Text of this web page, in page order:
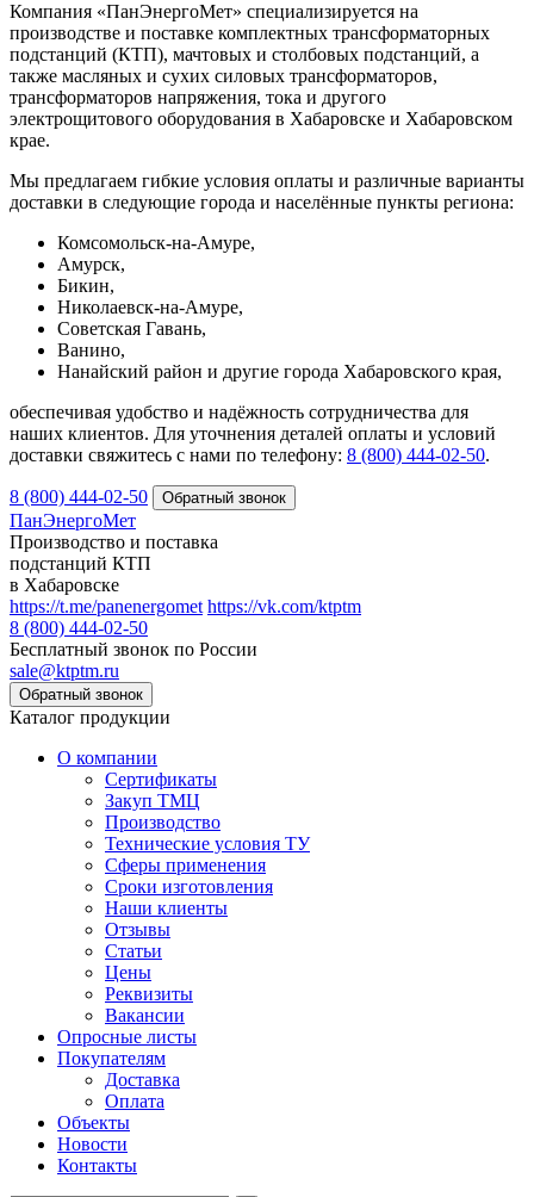
Компания «ПанЭнергоМет» специализируется на
производстве и поставке комплектных трансформаторных
подстанций (КТП), мачтовых и столбовых подстанций, а
также масляных и сухих силовых трансформаторов,
трансформаторов напряжения, тока и другого
электрощитового оборудования в Хабаровске и Хабаровском
крае.
Мы предлагаем гибкие условия оплаты и различные варианты
доставки в следующие города и населённые пункты региона:
Комсомольск-на-Амуре,
Амурск,
Бикин,
Николаевск-на-Амуре,
Советская Гавань,
Ванино,
Нанайский район и другие города Хабаровского края,
обеспечивая удобство и надёжность сотрудничества для
наших клиентов. Для уточнения деталей оплаты и условий
доставки свяжитесь с нами по телефону: 8 (800) 444‑02‑50.
8 (800) 444-02-50
ПанЭнергоМет
Производство и поставка
подстанций КТП
в Хабаровске
https://t.me/panenergomet https://vk.com/ktptm
8 (800) 444-02-50
Бесплатный звонок по России
sale@ktptm.ru
Каталог продукции
О компании
Сертификаты
Закуп ТМЦ
Производство
Технические условия ТУ
Сферы применения
Сроки изготовления
Наши клиенты
Отзывы
Статьи
Цены
Реквизиты
Вакансии
Опросные листы
Покупателям
Доставка
Оплата
Объекты
Новости
Контакты